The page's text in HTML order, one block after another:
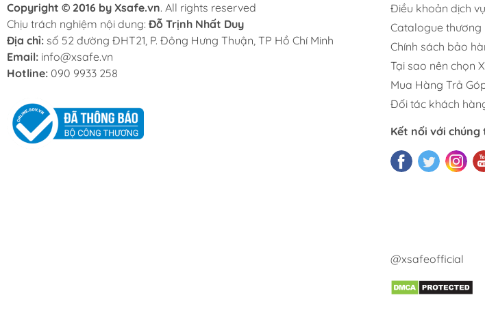
Copyright © 2016 by Xsafe.vn. All rights reserved
Chịu trách nghiệm nội dung: Đỗ Trịnh Nhất Duy
Địa chỉ: số 52 đường ĐHT21, P. Đông Hưng Thuận, TP Hồ Chí Minh
Email: info@xsafe.vn
Hotline: 090 9933 258
Điều khoản dịch vụ
Catalogue thương
Chính sách bảo
Tại sao nên chọn
Mua Hàng Trả
Đối tác khách
Kết nối với chúng
@xsafeofficial